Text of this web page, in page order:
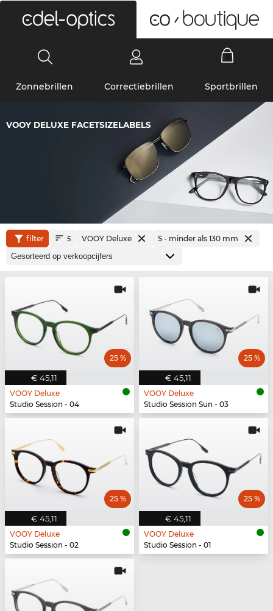
Zonnebrillen Correctiebrillen Sportbrillen
VOOY DELUXE FACETSIZELABELS
filter 5 VOOY Deluxe S - minder als 130 mm
€ 45,11
25 %
VOOY Deluxe
Studio Session - 04
€ 45,11
25 %
VOOY Deluxe
Studio Session Sun - 03
€ 45,11
25 %
VOOY Deluxe
Studio Session - 02
€ 45,11
25 %
VOOY Deluxe
Studio Session - 01